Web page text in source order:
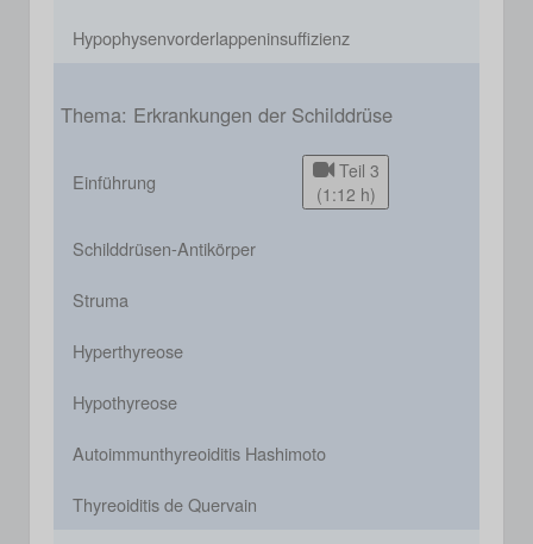
Hypophysenvorderlappeninsuffizienz
Thema: Erkrankungen der Schilddrüse
Einführung
Teil 3
(1:12 h)
Schilddrüsen-Antikörper
Struma
Hyperthyreose
Hypothyreose
Autoimmunthyreoiditis Hashimoto
Thyreoiditis de Quervain